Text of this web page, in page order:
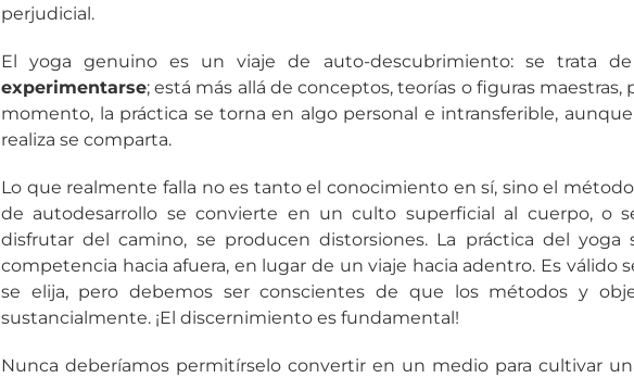
perjudicial.
El yoga genuino es un viaje de auto-descubrimiento: se trata de
experimentarse; está más allá de conceptos, teorías o figuras maestras,
momento, la práctica se torna en algo personal e intransferible,
realiza se comparta.
Lo que realmente falla no es tanto el conocimiento en sí, sino el
de autodesarrollo se convierte en un culto superficial al cuerpo, o
disfrutar del camino, se producen distorsiones. La práctica del yoga
competencia hacia afuera, en lugar de un viaje hacia adentro. Es válido
se elija, pero debemos ser conscientes de que los métodos y
sustancialmente. ¡El discernimiento es fundamental!
Nunca deberíamos permitírselo convertir en un medio para cultivar